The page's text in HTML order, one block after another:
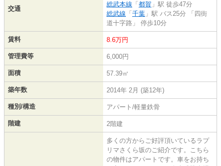
交通
総武本線 「 都賀 」駅 徒歩47分
総武線 「 千葉 」駅 バス25分 「四街
道十字路」 停歩10分
賃料 8.6万円
管理費等 6,000円
面積 57.39㎡
築年数 2014年 2月 (築12年)
種別/構造 アパート/軽量鉄骨
階建 2階建
多くの方からご好評頂いているラプ
リマさくら坂のご紹介です。こちら
の物件はアパートです。車をお持ち